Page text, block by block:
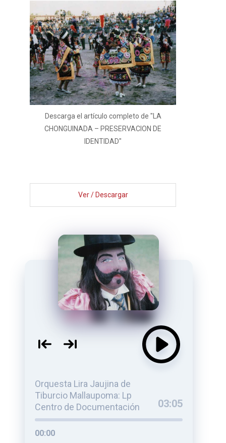
Descarga el artículo completo de "LA
CHONGUINADA – PRESERVACION DE
IDENTIDAD"
Ver / Descargar
Orquesta Lira Jaujina de
Tiburcio Mallaupoma: Lp
Centro de Documentación
03:05
00:00